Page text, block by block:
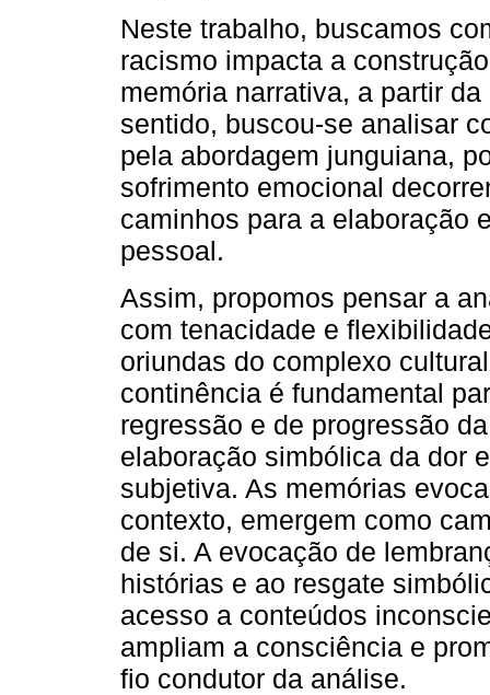
Neste trabalho, buscamos
racismo impacta a
memória narrativa, a partir
sentido, buscou-se analisar
pela abordagem junguiana,
sofrimento emocional
caminhos para a elaboração
pessoal.
Assim, propomos pensar a
com tenacidade e
oriundas do complexo
continência é fundamental
regressão e de progressão
elaboração simbólica da dor
subjetiva. As memórias
contexto, emergem como
de si. A evocação de
histórias e ao resgate
acesso a conteúdos
ampliam a consciência e
fio condutor da análise.